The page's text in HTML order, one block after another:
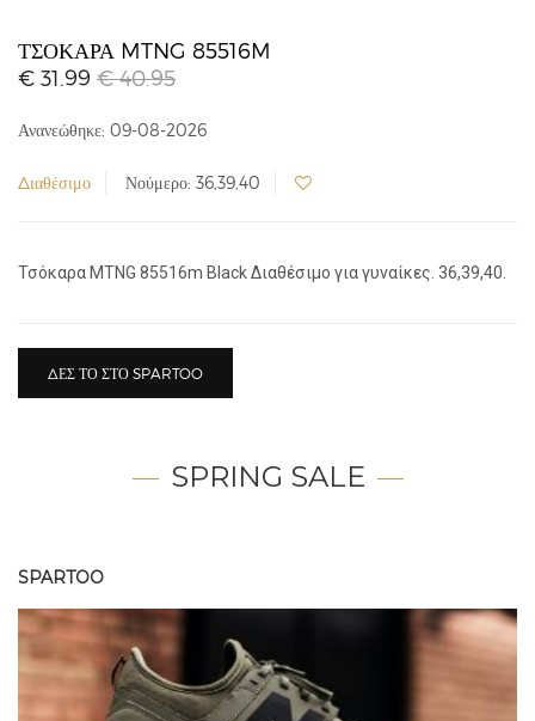
ΤΣΌΚΑΡΑ MTNG 85516M
€ 31.99 € 40.95
Ανανεώθηκε: 09-08-2026
Διαθέσιμο Νούμερο: 36,39,40
Τσόκαρα MTNG 85516m Black Διαθέσιμο για γυναίκες. 36,39,40.
ΔΕΣ ΤΟ ΣΤΟ SPARTOO
SPRING SALE
SPARTOO